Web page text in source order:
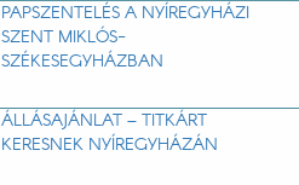
PAPSZENTELÉS A NYÍREGYHÁZI
SZENT MIKLÓS-
SZÉKESEGYHÁZBAN
ÁLLÁSAJÁNLAT – TITKÁRT
KERESNEK NYÍREGYHÁZÁN